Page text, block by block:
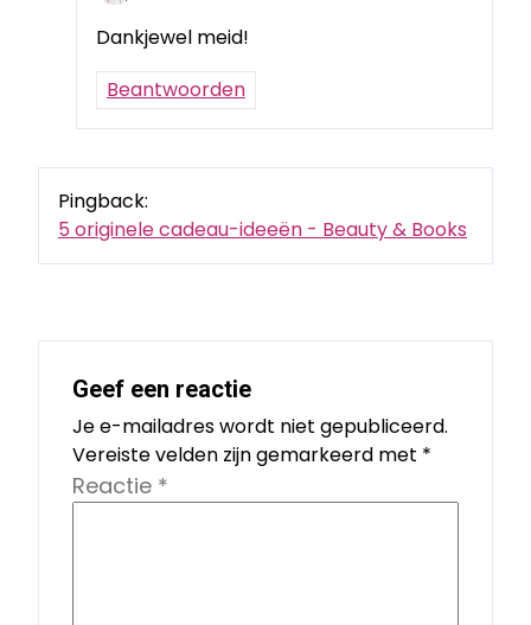
Dankjewel meid!
Beantwoorden
Pingback:
5 originele cadeau-ideeën - Beauty & Books
Geef een reactie
Je e-mailadres wordt niet gepubliceerd.
Vereiste velden zijn gemarkeerd met *
Reactie *